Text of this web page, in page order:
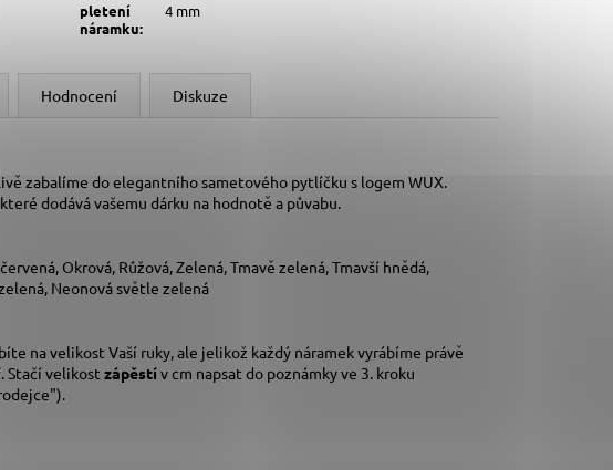
pletení
náramku:
4 mm
Hodnocení Diskuze
zabalíme do elegantního sametového pytlíčku s logem WUX.
dodává vašemu dárku na hodnotě a půvabu.
Okrová, Růžová, Zelená, Tmavě zelená, Tmavší hnědá,
Neonová světle zelená
na velikost Vaší ruky, ale jelikož každý náramek vyrábíme právě
. Stačí velikost zápěstív cm napsat do poznámky ve 3. kroku